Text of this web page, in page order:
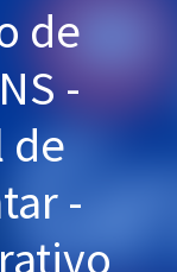
de
-
de
-